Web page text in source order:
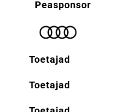
Peasponsor
Toetajad
Toetajad